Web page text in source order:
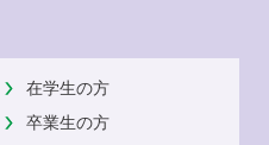
在学生の方
卒業生の方